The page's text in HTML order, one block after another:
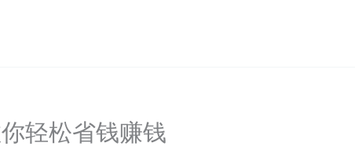
轻松省钱赚钱